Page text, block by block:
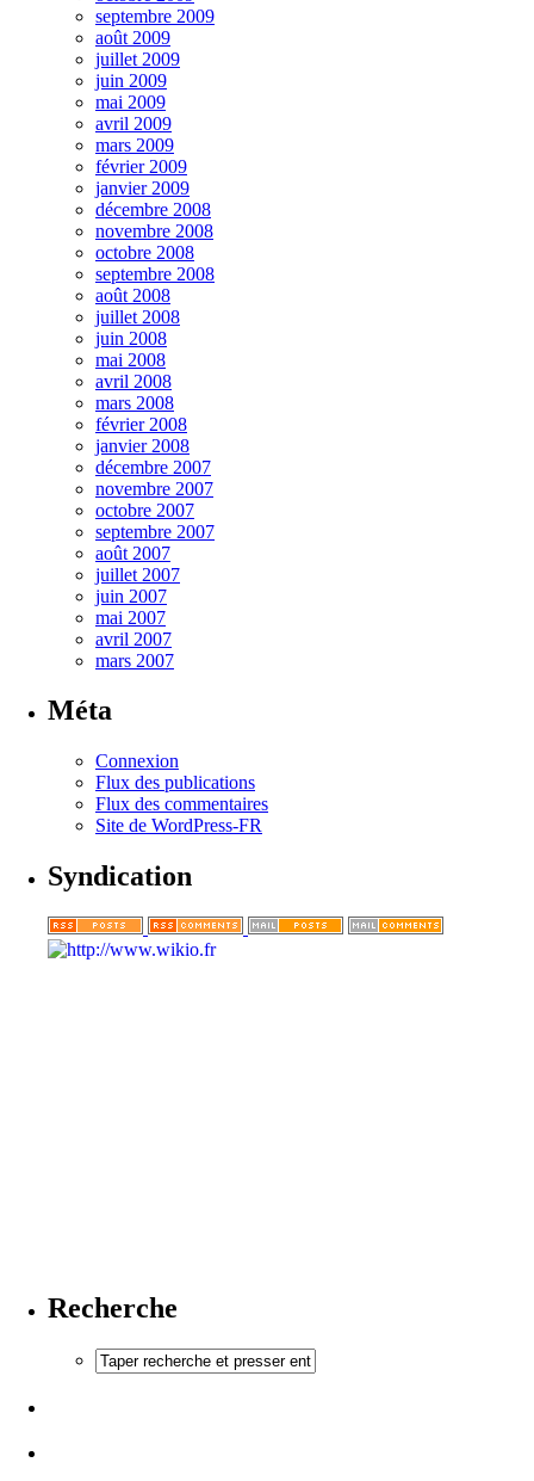
septembre 2009
août 2009
juillet 2009
juin 2009
mai 2009
avril 2009
mars 2009
février 2009
janvier 2009
décembre 2008
novembre 2008
octobre 2008
septembre 2008
août 2008
juillet 2008
juin 2008
mai 2008
avril 2008
mars 2008
février 2008
janvier 2008
décembre 2007
novembre 2007
octobre 2007
septembre 2007
août 2007
juillet 2007
juin 2007
mai 2007
avril 2007
mars 2007
Méta
Connexion
Flux des publications
Flux des commentaires
Site de WordPress-FR
Syndication
Recherche